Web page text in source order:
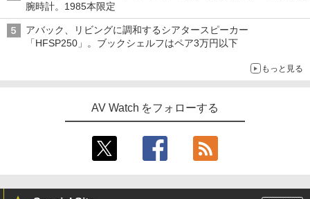
腕時計。1985本限定
アバック、リビングに調和するシアタースピーカー
「HFSP250」。ブックシェルフはペア3万円以下
もっと見る
AV Watch をフォローする